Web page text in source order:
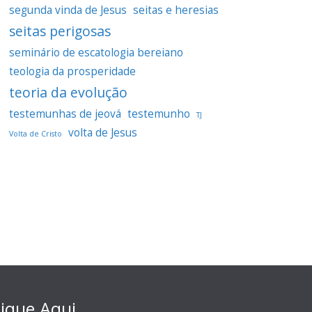
segunda vinda de Jesus seitas e heresias
seitas perigosas
seminário de escatologia bereiano
teologia da prosperidade
teoria da evolução
testemunhas de jeová testemunho
TJ
Volta de Cristo
volta de Jesus